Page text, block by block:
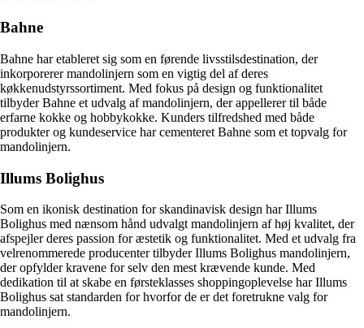
Bahne
Bahne har etableret sig som en førende livsstilsdestination, der
inkorporerer mandolinjern som en vigtig del af deres
køkkenudstyrssortiment. Med fokus på design og funktionalitet
tilbyder Bahne et udvalg af mandolinjern, der appellerer til både
erfarne kokke og hobbykokke. Kunders tilfredshed med både
produkter og kundeservice har cementeret Bahne som et topvalg for
mandolinjern.
Illums Bolighus
Som en ikonisk destination for skandinavisk design har Illums
Bolighus med nænsom hånd udvalgt mandolinjern af høj kvalitet, der
afspejler deres passion for æstetik og funktionalitet. Med et udvalg fra
velrenommerede producenter tilbyder Illums Bolighus mandolinjern,
der opfylder kravene for selv den mest krævende kunde. Med
dedikation til at skabe en førsteklasses shoppingoplevelse har Illums
Bolighus sat standarden for hvorfor de er det foretrukne valg for
mandolinjern.